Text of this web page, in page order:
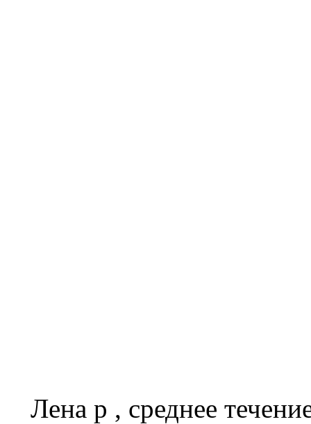
Лена р , среднее